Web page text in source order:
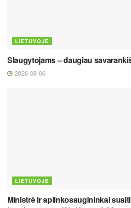
LIETUVOJE
Slaugytojams – daugiau
2026 08 06
LIETUVOJE
Ministrė ir aplinkosaugininkai